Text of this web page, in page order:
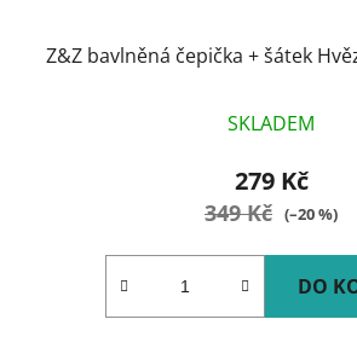
Z&Z bavlněná čepička + šátek
SKLADEM
279 Kč
349 Kč (–20 %)
DO